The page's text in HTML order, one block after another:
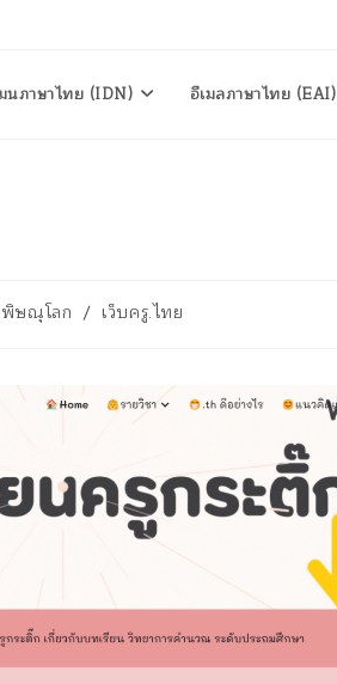
นภาษาไทย (IDN) อีเมลภาษาไทย (EAI)
ษณุโลก / เว็บครู.ไทย